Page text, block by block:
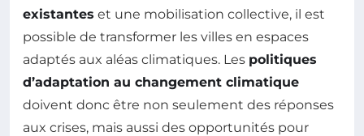
existantes et une mobilisation collective, il est
possible de transformer les villes en espaces
adaptés aux aléas climatiques. Les politiques
d’adaptation au changement climatique
doivent donc être non seulement des réponses
aux crises, mais aussi des opportunités pour